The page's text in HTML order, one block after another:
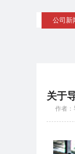
公司新
关于
作者：